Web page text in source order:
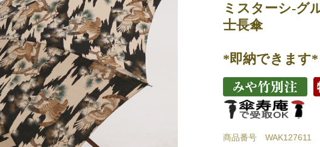
ミスターシ-グ
士長傘
*即納できます*
商品番号 WAK127611